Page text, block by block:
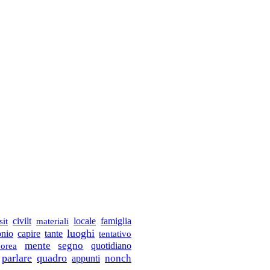
civilt materiali locale famiglia
capire tante luoghi tentativo
mente segno quotidiano
parlare quadro appunti nonch